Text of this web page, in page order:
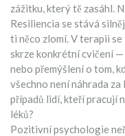
zážitku, který tě zasáhl.
Resiliencia se stává
ti něco zlomí. V terapii
skrze konkrétní cvičení
nebo přemýšlení o tom,
všechno není náhrada za
případů lidí, kteří pracují
léků?
Pozitivní psychologie